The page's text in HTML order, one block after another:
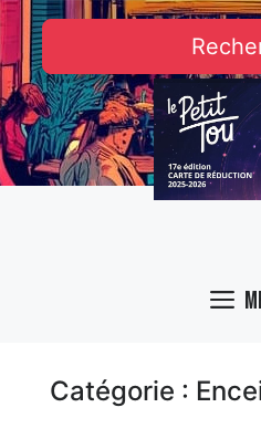
Catégorie :